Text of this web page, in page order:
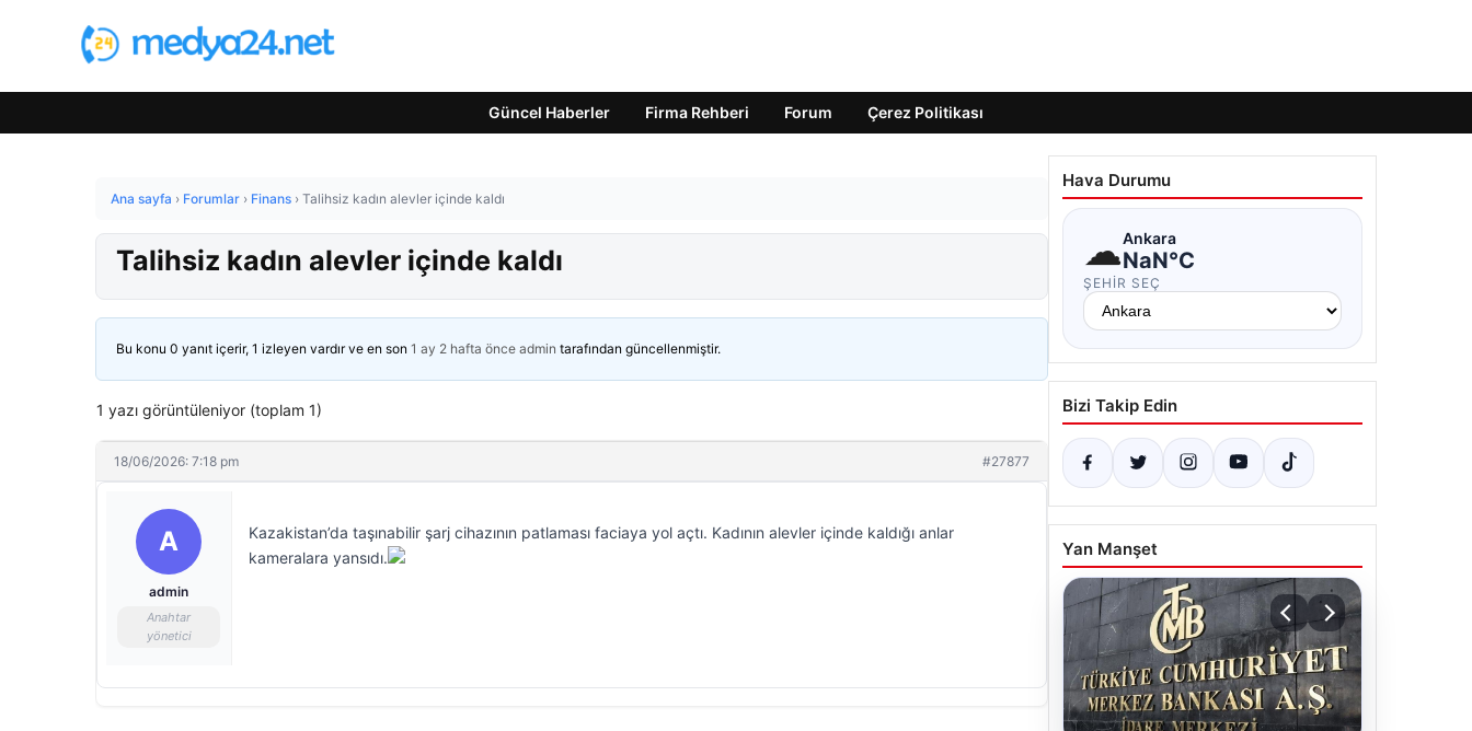
Güncel Haberler Firma Rehberi Forum Çerez Politikası
Ana sayfa › Forumlar › Finans › Talihsiz kadın alevler içinde kaldı
Talihsiz kadın alevler içinde kaldı
Bu konu 0 yanıt içerir, 1 izleyen vardır ve en son 1 ay 2 hafta önce admin tarafından güncellenmiştir.
1 yazı görüntüleniyor (toplam 1)
18/06/2026: 7:18 pm #27877
A
admin
Anahtar
yönetici
Kazakistan’da taşınabilir şarj cihazının patlaması faciaya yol açtı. Kadının alevler içinde kaldığı anlar
kameralara yansıdı.
Hava Durumu
☁Ankara
NaN°C
ŞEHIR SEÇ
Bizi Takip Edin
Yan Manşet